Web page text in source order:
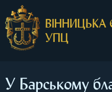
ВІННИЦЬКА
УПЦ
У Барському